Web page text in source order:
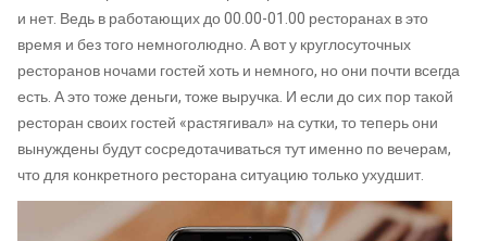
и нет. Ведь в работающих до 00.00-01.00 ресторанах в это
время и без того немноголюдно. А вот у круглосуточных
ресторанов ночами гостей хоть и немного, но они почти всегда
есть. А это тоже деньги, тоже выручка. И если до сих пор такой
ресторан своих гостей «растягивал» на сутки, то теперь они
вынуждены будут сосредотачиваться тут именно по вечерам,
что для конкретного ресторана ситуацию только ухудшит.